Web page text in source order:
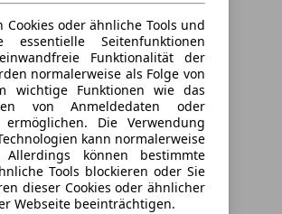
oder ähnliche Tools und
Seitenfunktionen
Funktionalität der
normalerweise als Folge von
wichtige Funktionen wie das
von Anmeldedaten oder
Die Verwendung
kann normalerweise
können bestimmte
Tools blockieren oder Sie
dieser Cookies oder ähnlicher
Webseite beeinträchtigen.